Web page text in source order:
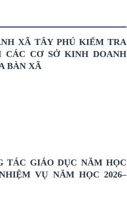
XÃ TÂY PHÚ KIỂM TRA
CƠ SỞ KINH DOANH
BÀN XÃ
TÁC GIÁO DỤC NĂM HỌC
VỤ NĂM HỌC 2026–